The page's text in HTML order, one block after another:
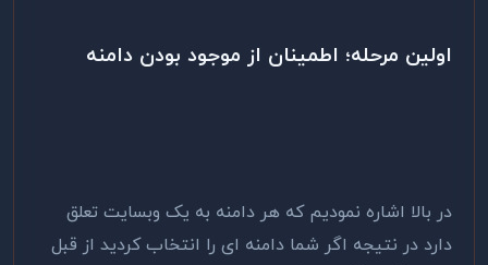
اولین مرحله؛ اطمینان از موجود بودن دامنه
در بالا اشاره نمودیم که هر دامنه به یک وبسایت تعلق
دارد در نتیجه اگر شما دامنه ای را انتخاب کردید از قبل